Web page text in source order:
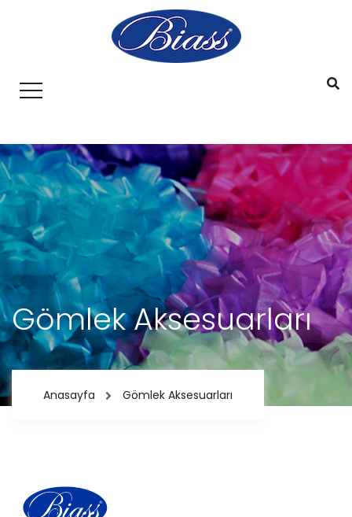
Gömlek Aksesuarları
Anasayfa Gömlek Aksesuarları